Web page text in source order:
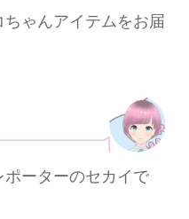
ゃんアイテムをお届
ーターのセカイで